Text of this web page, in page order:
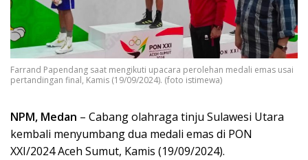
Farrand Papendang saat mengikuti upacara perolehan medali emas usai
pertandingan final, Kamis (19/09/2024). (foto istimewa)
NPM, Medan – Cabang olahraga tinju Sulawesi Utara
kembali menyumbang dua medali emas di PON
XXI/2024 Aceh Sumut, Kamis (19/09/2024).